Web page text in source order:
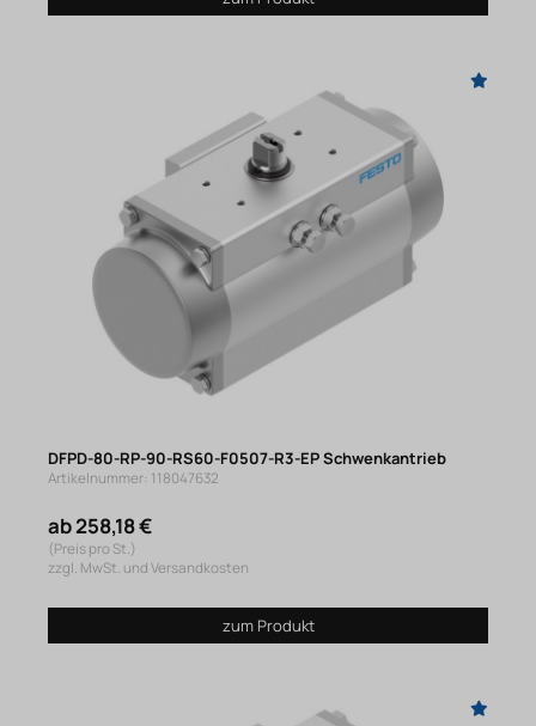
DFPD-80-RP-90-RS60-F0507-R3-EP Schwenkantrieb
Artikelnummer: 118047632
ab 258,18 €
(Preis pro St.)
zzgl. MwSt. und Versandkosten
zum Produkt